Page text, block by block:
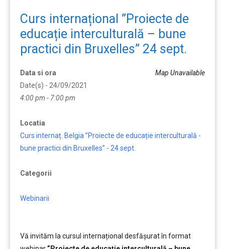
Curs internațional ”Proiecte de
educație interculturală – bune
practici din Bruxelles” 24 sept.
Map Unavailable
Data si ora
Date(s) - 24/09/2021
4:00 pm - 7:00 pm
Locatia
Curs internaț. Belgia ”Proiecte de educație interculturală -
bune practici din Bruxelles” - 24 sept.
Categorii
Webinarii
Vă invităm la cursul internațional desfășurat în format